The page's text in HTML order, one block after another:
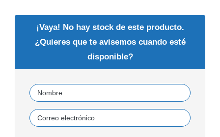
¡Vaya! No hay stock de este producto.
¿Quieres que te avisemos cuando esté
disponible?